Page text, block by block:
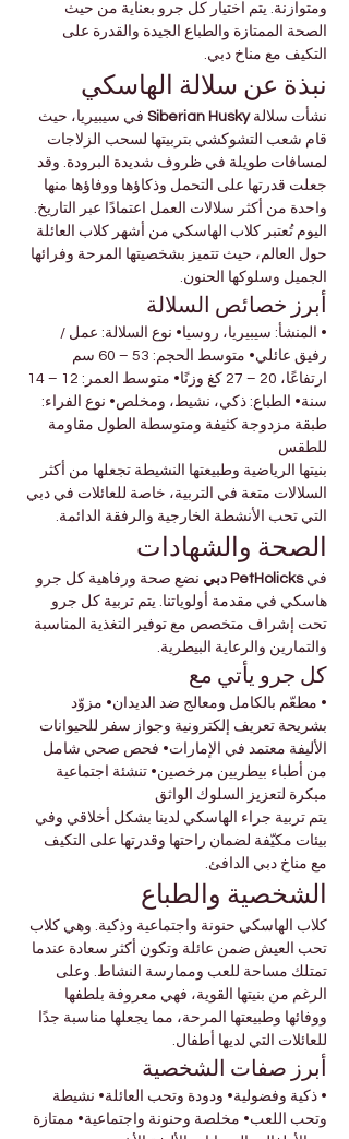
ومتوازنة. يتم اختيار كل جرو بعناية من حيث
الصحة الممتازة والطباع الجيدة والقدرة على
التكيف مع مناخ دبي.
نبذة عن سلالة الهاسكي
نشأت سلالة Siberian Husky في سيبيريا، حيث
قام شعب التشوكشي بتربيتها لسحب الزلاجات
لمسافات طويلة في ظروف شديدة البرودة. وقد
جعلت قدرتها على التحمل وذكاؤها ووفاؤها منها
واحدة من أكثر سلالات العمل اعتمادًا عبر التاريخ.
اليوم تُعتبر كلاب الهاسكي من أشهر كلاب العائلة
حول العالم، حيث تتميز بشخصيتها المرحة وفرائها
الجميل وسلوكها الحنون.
أبرز خصائص السلالة
• المنشأ: سيبيريا، روسيا• نوع السلالة: عمل /
رفيق عائلي• متوسط الحجم: 53 – 60 سم
سنة• الطباع: ذكي، نشيط، ومخلص• نوع الفراء:
طبقة مزدوجة كثيفة ومتوسطة الطول مقاومة
للطقس
بنيتها الرياضية وطبيعتها النشيطة تجعلها من أكثر
السلالات متعة في التربية، خاصة للعائلات في دبي
التي تحب الأنشطة الخارجية والرفقة الدائمة.
الصحة والشهادات
في PetHolicks دبي
نضع صحة ورفاهية كل جرو
هاسكي في مقدمة أولوياتنا. يتم تربية كل جرو
تحت إشراف متخصص مع توفير التغذية المناسبة
والتمارين والرعاية البيطرية.
كل جرو يأتي مع
• مطعّم بالكامل ومعالج ضد الديدان• مزوّد
بشريحة تعريف إلكترونية وجواز سفر للحيوانات
الأليفة معتمد في الإمارات• فحص صحي شامل
من أطباء بيطريين مرخصين• تنشئة اجتماعية
مبكرة لتعزيز السلوك الواثق
يتم تربية جراء الهاسكي لدينا بشكل أخلاقي وفي
بيئات مكيّفة لضمان راحتها وقدرتها على التكيف
مع مناخ دبي الدافئ.
الشخصية والطباع
كلاب الهاسكي حنونة واجتماعية وذكية. وهي كلاب
تحب العيش ضمن عائلة وتكون أكثر سعادة عندما
تمتلك مساحة للعب وممارسة النشاط. وعلى
الرغم من بنيتها القوية، فهي معروفة بلطفها
ووفائها وطبيعتها المرحة، مما يجعلها مناسبة جدًا
للعائلات التي لديها أطفال.
أبرز صفات الشخصية
• ذكية وفضولية• ودودة وتحب العائلة• نشيطة
وتحب اللعب• مخلصة وحنونة واجتماعية• ممتازة